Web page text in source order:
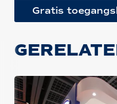
Gratis